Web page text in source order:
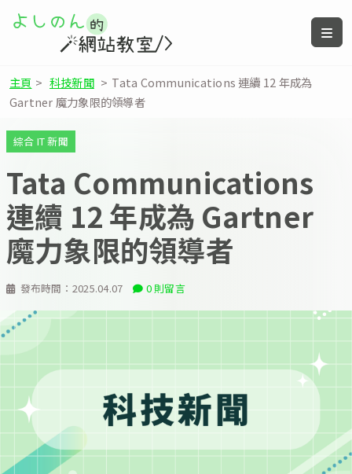
主頁 > 科技新聞 > Tata Communications 連續 12 年成為
Gartner 魔力象限的領導者
發布時間： 2025.04.07 0 則留言
綜合 IT 新聞
Tata Communications
連續 12 年成為 Gartner
魔力象限的領導者